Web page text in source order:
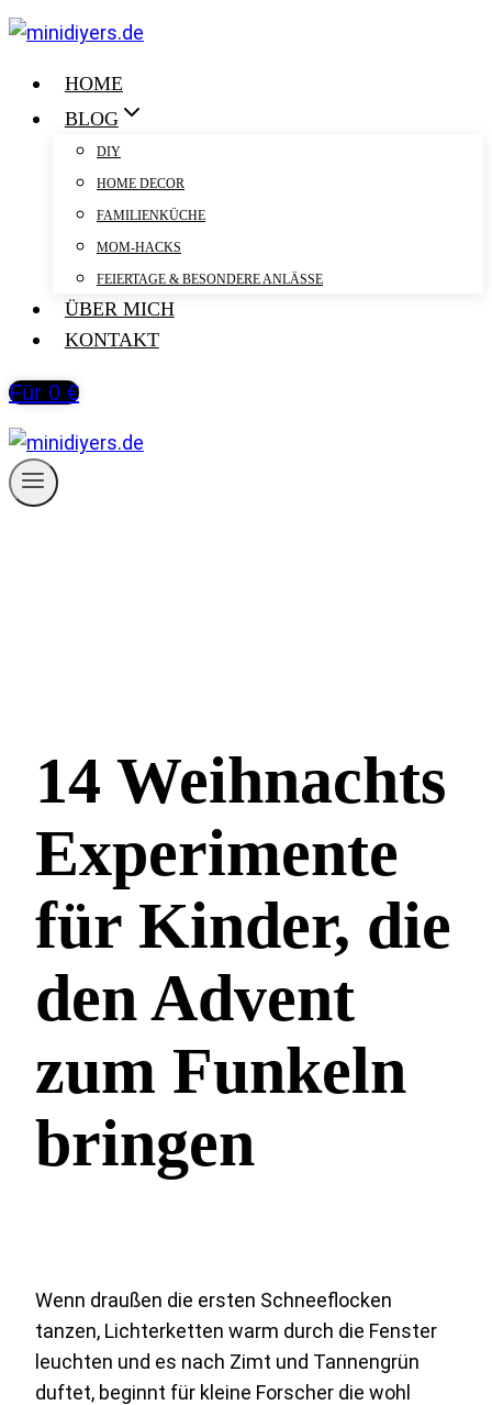
Zum
springenHOME
BLOG
DIY
HOME DECOR
FAMILIENKÜCHE
MOM-HACKS
FEIERTAGE & BESONDERE ANLÄSSE
ÜBER MICH
KONTAKT
Für 0 €
14 Weihnachts
Experimente
für Kinder, die
den Advent
zum Funkeln
bringen
Wenn draußen die ersten Schneeflocken
tanzen, Lichterketten warm durch die Fenster
leuchten und es nach Zimt und Tannengrün
duftet, beginnt für kleine Forscher die wohl